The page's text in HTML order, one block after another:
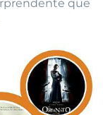
que